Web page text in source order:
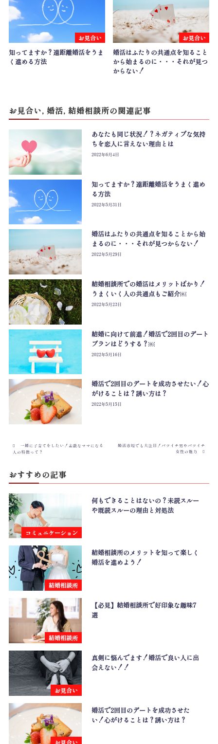
お見合い
知ってますか？遠距離婚活をうま
く進める方法
お見合い
婚活はふたりの共通点を知ること
から始まるのに・・・それが見つ
からない！
お見合い, 婚活, 結婚相談所の関連記事
あなたも同じ状況！？ネガティブな気持
ちを恋人に言えない理由とは
2022年6月4日
知ってますか？遠距離婚活をうまく進め
る方法
2022年5月31日
婚活はふたりの共通点を知ることから始
まるのに・・・それが見つからない！
2022年5月29日
結婚相談所での婚活はメリットばかり！
うまくいく人の共通点もご紹介￼
2022年5月23日
結婚に向けて前進！婚活で2回目のデート
プランはどうする？￼
2022年5月16日
婚活で2回目のデートを成功させたい！心
がけることは？誘い方は？
2022年5月15日
一緒に子育てをしたい！素敵なママになる
人の特徴って？
婚活市場でも大注目！バツイチ男やバツイチ
女性の魅力
おすすめの記事
コミュニケーション
何もできることはないの？未読スルー
や既読スルーの理由と対処法
結婚相談所
結婚相談所のメリットを知って楽しく
婚活を進めよう！
結婚相談所
【必見】結婚相談所で好印象な趣味7
選
お見合い
真剣に悩んでます！婚活で良い人に出
会えない！！
婚活で2回目のデートを成功させた
い！心がけることは？誘い方は？